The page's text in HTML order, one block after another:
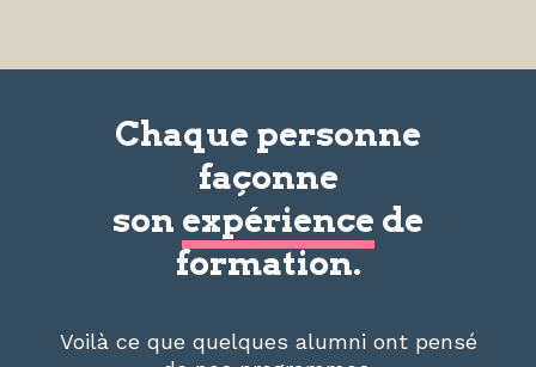
Chaque personne
façonne
son expérience de
formation.
Voilà ce que quelques alumni ont pensé